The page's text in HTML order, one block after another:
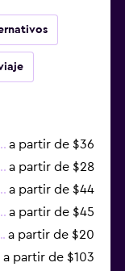
a partir de $36
a partir de $28
a partir de $44
a partir de $45
a partir de $20
a partir de $103